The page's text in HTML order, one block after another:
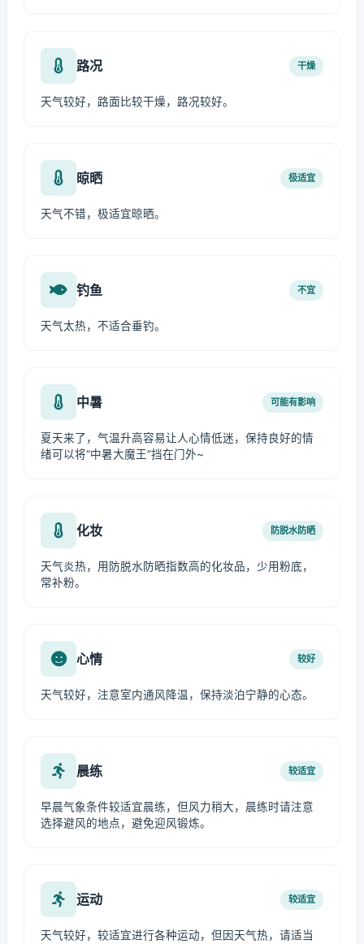
路况 干燥
天气较好，路面比较干燥，路况较好。
晾晒 极适宜
天气不错，极适宜晾晒。
钓鱼 不宜
天气太热，不适合垂钓。
中暑 可能有影响
夏天来了，气温升高容易让人心情低迷，保持良好的情
绪可以将“中暑大魔王”挡在门外~
化妆 防脱水防晒
天气炎热，用防脱水防晒指数高的化妆品，少用粉底，
常补粉。
心情 较好
天气较好，注意室内通风降温，保持淡泊宁静的心态。
晨练 较适宜
早晨气象条件较适宜晨练，但风力稍大，晨练时请注意
选择避风的地点，避免迎风锻炼。
运动 较适宜
天气较好，较适宜进行各种运动，但因天气热，请适当